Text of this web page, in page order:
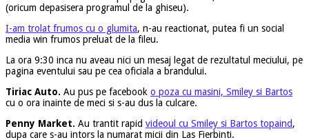
(oricum depasisera programul de la ghiseu).
I-am trolat frumos cu o glumita, n-au reactionat, putea fi un social
media win frumos preluat de la fileu.
La ora 9:30 inca nu aveau nici un mesaj legat de rezultatul meciului, pe
pagina eventului sau pe cea oficiala a brandului.
Tiriac Auto. Au pus pe facebook o poza cu masini, Smiley si Bartos
cu o ora inainte de meci si s-au dus la culcare.
Penny Market. Au trantit rapid videoul cu Smiley si Bartos topaind,
dupa care s-au intors la numarat micii din Las Fierbinti.